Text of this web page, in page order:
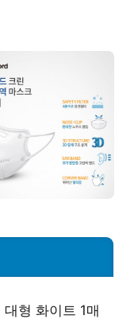
형 화이트 1매